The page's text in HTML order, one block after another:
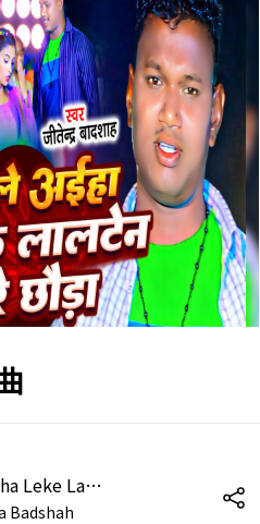
Mile Aiha Leke Lalten Re Chhauda
Badshah